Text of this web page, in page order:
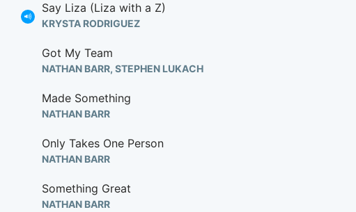
Say Liza (Liza with a Z)
KRYSTA RODRIGUEZ
Got My Team
NATHAN BARR, STEPHEN LUKACH
Made Something
NATHAN BARR
Only Takes One Person
NATHAN BARR
Something Great
NATHAN BARR